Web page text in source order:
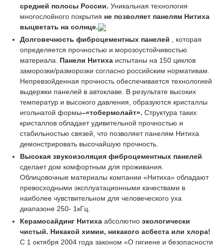
средней полосы России. Уникальная технология
многослойного покрытия не позволяет панелям Нитиха
выцветать на солнце.
Долговечность фиброцементных панелей
, которая
определяется прочностью и морозоустойчивостью
материала. Панели Нитиха испытаны на 150 циклов
заморозки/разморозки согласно российским нормативам.
Непревзойденная прочность обеспечивается технологией
выдержки панелей в автоклаве. В результате высоких
температур и высокого давления, образуются кристаллы
игольчатой формы–«тобермолайт». Структура таких
кристаллов обладает удивительной прочностью и
стабильностью связей, что позволяет панелям Нитиха
демонстрировать высочайшую прочность.
Высокая звукоизоляция фиброцементных панелей
сделает дом комфортным для проживания.
Облицовочные материалы компании «Нитиха» обладают
превосходными эксплуатационными качествами в
наиболее чувствительном для человеческого уха
диапазоне 250- 1кГц.
Керамосайдинг Нитиха абсолютно экологически
чистый. Никакой химии, никакого асбеста или хлора!
С 1 октября 2004 года законом «О гигиене и безопасности